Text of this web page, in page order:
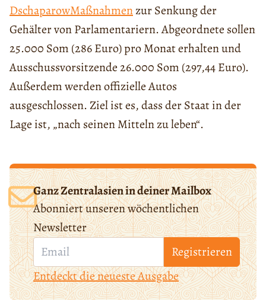
DschaparowMaßnahmenzur Senkung der
Gehälter von Parlamentariern. Abgeordnete sollen
25.000 Som (286 Euro) pro Monat erhalten und
Ausschussvorsitzende 26.000 Som (297,44 Euro).
Außerdem werden offizielle Autos
ausgeschlossen. Ziel ist es, dass der Staat in der
Lage ist, „nach seinen Mitteln zu leben“.
Ganz Zentralasien in deiner Mailbox
Abonniert unseren wöchentlichen
Newsletter
Registrieren
Entdeckt die neueste Ausgabe